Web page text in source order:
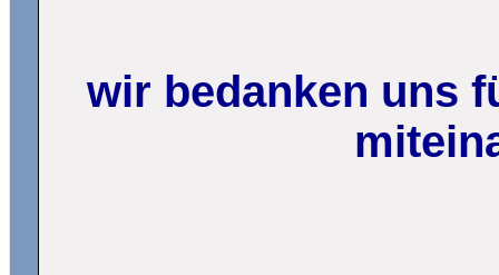
wir bedanken uns